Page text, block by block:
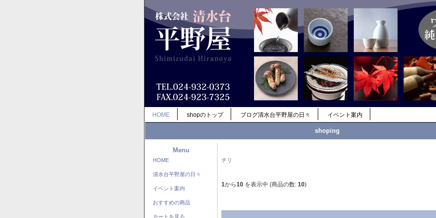
HOME shopのトップ ブログ清水台平野屋の日々 イベント案内
shoping
Menu
HOME
清水台平野屋の日々
イベント案内
おすすめの商品
カートを見る
チリ
1から10 を表示中 (商品の数: 10)